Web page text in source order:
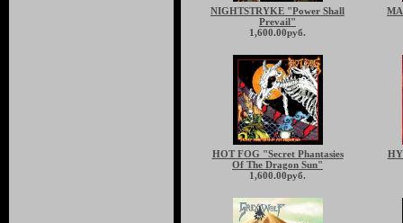
NIGHTSTRYKE "Power Shall
Prevail"
1,600.00руб.
HOT FOG "Secret Phantasies
Of The Dragon Sun"
1,600.00руб.